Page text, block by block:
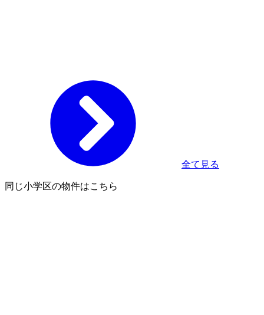
全て見る
同じ小学区の物件はこちら